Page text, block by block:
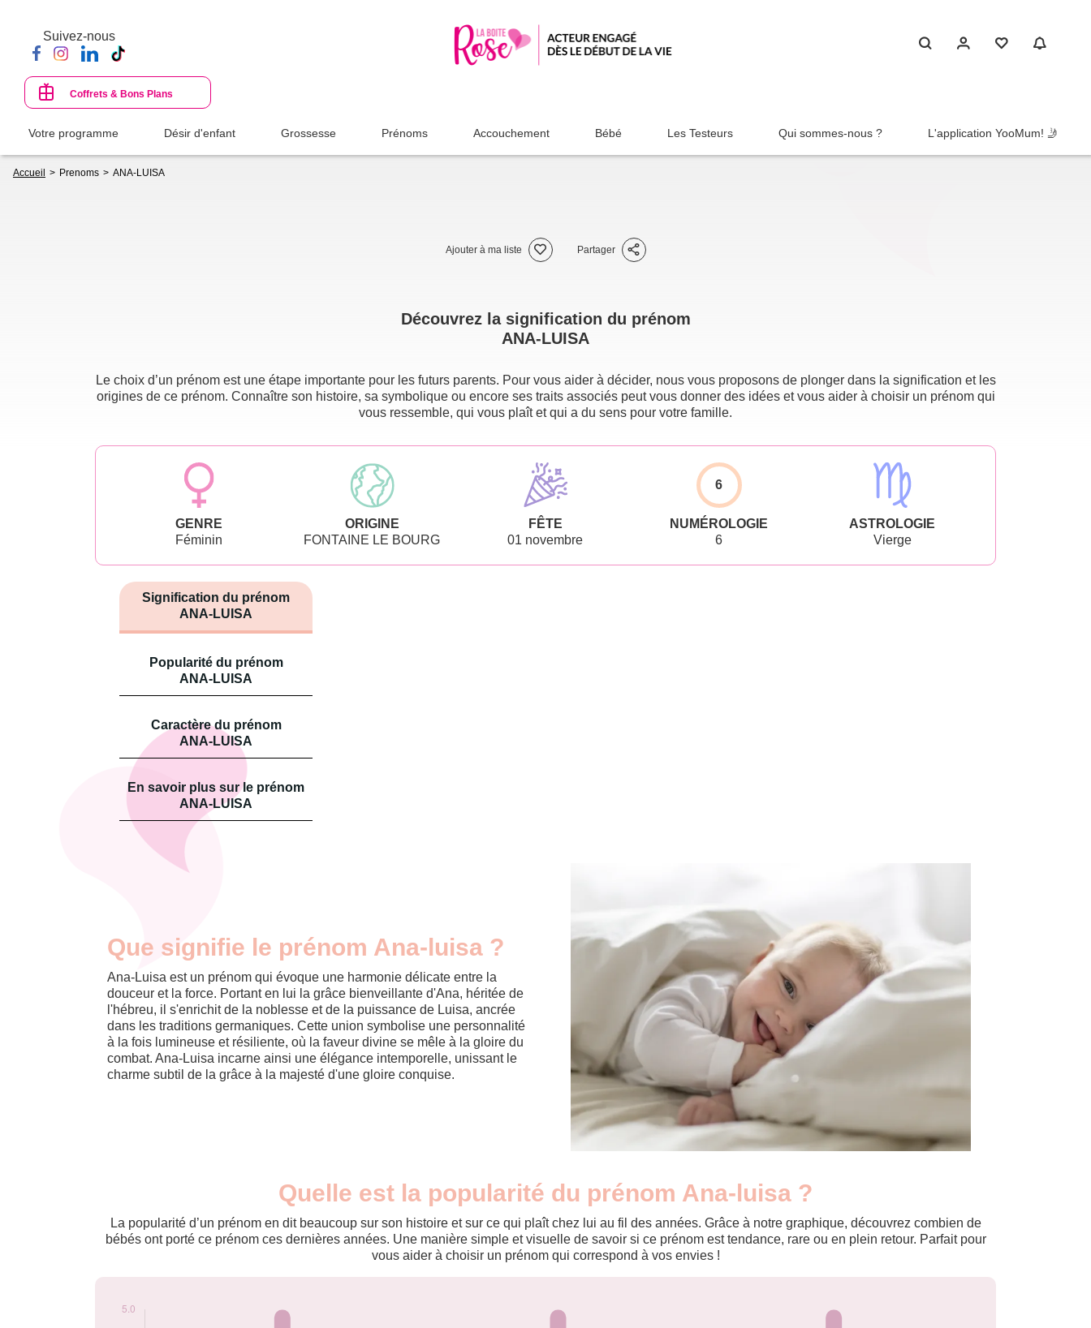
contenu
principal
Suivez-nous
Coffrets & Bons Plans
Votre programme Désir d'enfant Grossesse Prénoms Accouchement Bébé Les Testeurs Qui sommes-nous ? L'application YooMum! 🤳
d'Ariane
Accueil Prenoms ANA-LUISA
Ajouter à ma liste Partager
Découvrez la signification du prénom
ANA-LUISA
Le choix d’un prénom est une étape importante pour les futurs parents. Pour vous aider à décider, nous vous proposons de plonger dans la signification et les
origines de ce prénom. Connaître son histoire, sa symbolique ou encore ses traits associés peut vous donner des idées et vous aider à choisir un prénom qui
vous ressemble, qui vous plaît et qui a du sens pour votre famille.
GENRE
Féminin
ORIGINE
FONTAINE LE BOURG
FÊTE
01 novembre
6
NUMÉROLOGIE
6
ASTROLOGIE
Vierge
Signification du prénom
ANA-LUISA
Popularité du prénom
ANA-LUISA
Caractère du prénom
ANA-LUISA
En savoir plus sur le prénom
ANA-LUISA
Que signifie le prénom Ana-luisa ?
Ana-Luisa est un prénom qui évoque une harmonie délicate entre la
douceur et la force. Portant en lui la grâce bienveillante d'Ana, héritée de
l'hébreu, il s'enrichit de la noblesse et de la puissance de Luisa, ancrée
dans les traditions germaniques. Cette union symbolise une personnalité
à la fois lumineuse et résiliente, où la faveur divine se mêle à la gloire du
combat. Ana-Luisa incarne ainsi une élégance intemporelle, unissant le
charme subtil de la grâce à la majesté d'une gloire conquise.
Quelle est la popularité du prénom Ana-luisa ?
La popularité d’un prénom en dit beaucoup sur son histoire et sur ce qui plaît chez lui au fil des années. Grâce à notre graphique, découvrez combien de
bébés ont porté ce prénom ces dernières années. Une manière simple et visuelle de savoir si ce prénom est tendance, rare ou en plein retour. Parfait pour
vous aider à choisir un prénom qui correspond à vos envies !
par année
2009
5
2018
5